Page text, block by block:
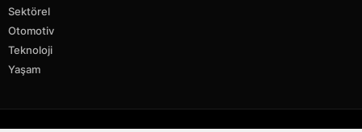
Sektörel
Otomotiv
Teknoloji
Yaşam